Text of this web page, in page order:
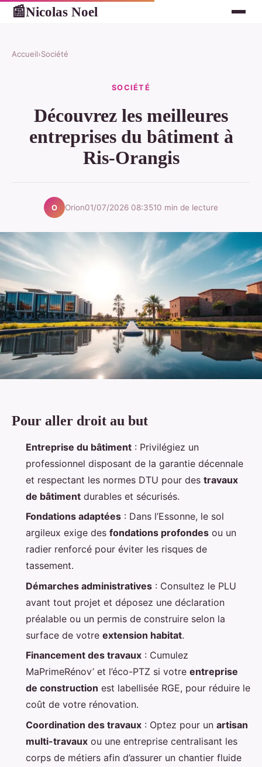
📰Nicolas Noel
Accueil›Société
SOCIÉTÉ
Découvrez les meilleures
entreprises du bâtiment à
Ris-Orangis
O Orion01/07/2026 08:3510 min de lecture
Pour aller droit au but
Entreprise du bâtiment : Privilégiez un
professionnel disposant de la garantie décennale
et respectant les normes DTU pour des travaux
de bâtiment durables et sécurisés.
Fondations adaptées : Dans l’Essonne, le sol
argileux exige des fondations profondes ou un
radier renforcé pour éviter les risques de
tassement.
Démarches administratives : Consultez le PLU
avant tout projet et déposez une déclaration
préalable ou un permis de construire selon la
surface de votre extension habitat.
Financement des travaux : Cumulez
MaPrimeRénov’ et l’éco-PTZ si votre entreprise
de construction est labellisée RGE, pour réduire le
coût de votre rénovation.
Coordination des travaux : Optez pour un artisan
multi-travaux ou une entreprise centralisant les
corps de métiers afin d’assurer un chantier fluide